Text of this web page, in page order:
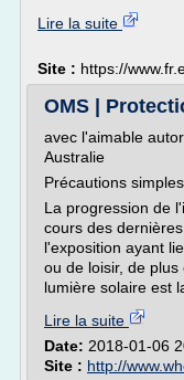
Lire la suite
Site : https://
OMS |
avec l'aimable
Australie
Précautions
La progression de
cours des
l'exposition ayant
ou de loisir, de
lumière solaire est
Lire la suite
Date: 2018-01-06
Site : http://